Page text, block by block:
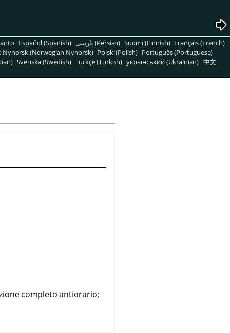
Español (Spanish) پارسی (Persian) Suomi (Finnish) Français (French)
Nynorsk (Norwegian Nynorsk) Polski (Polish) Português (Portuguese)
Svenska (Swedish) Türkçe (Turkish) український (Ukrainian) 中文
completo antiorario;